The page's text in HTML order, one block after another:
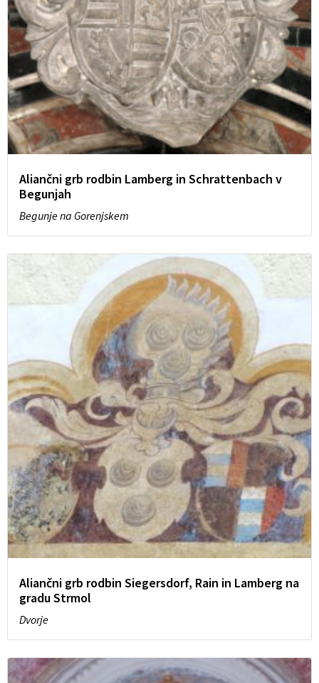
Aliančni grb rodbin Lamberg in Schrattenbach v
Begunjah
Begunje na Gorenjskem
Aliančni grb rodbin Siegersdorf, Rain in Lamberg na
gradu Strmol
Dvorje